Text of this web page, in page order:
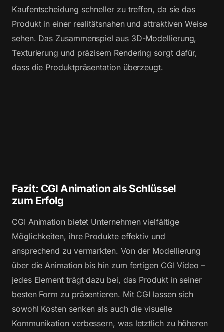
Kaufentscheidung schneller zu treffen, da sie das
Produkt in einer realitätsnahen und attraktiven Weise
sehen. Das Zusammenspiel aus 3D-Modellierung,
Texturierung und präzisem Rendering sorgt dafür,
dass die Produktpräsentation überzeugt.
Fazit: CGI Animation als Schlüssel
zum Erfolg
CGI Animation bietet Unternehmen vielfältige
Möglichkeiten, ihre Produkte effektiv und
ansprechend zu vermarkten. Von der Modellierung
über die Animation bis hin zum fertigen CGI Video –
jedes Element trägt dazu bei, das Produkt in seiner
besten Form zu präsentieren. Mit CGI lassen sich
sowohl Kosten senken als auch die visuelle
Kommunikation verbessern, was letztlich zu höheren